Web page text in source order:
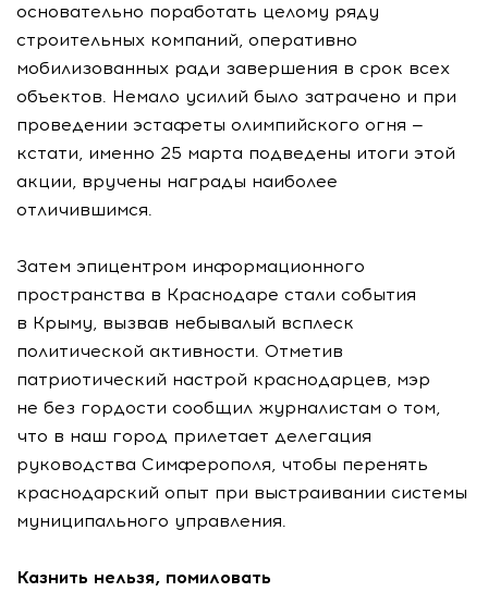
основательно поработать целому ряду
строительных компаний, оперативно
мобилизованных ради завершения в срок всех
объектов. Немало усилий было затрачено и при
проведении эстафеты олимпийского огня —
кстати, именно 25 марта подведены итоги этой
акции, вручены награды наиболее
отличившимся.
Затем эпицентром информационного
пространства в Краснодаре стали события
в Крыму, вызвав небывалый всплеск
политической активности. Отметив
патриотический настрой краснодарцев, мэр
не без гордости сообщил журналистам о том,
что в наш город прилетает делегация
руководства Симферополя, чтобы перенять
краснодарский опыт при выстраивании системы
муниципального управления.
Казнить нельзя, помиловать